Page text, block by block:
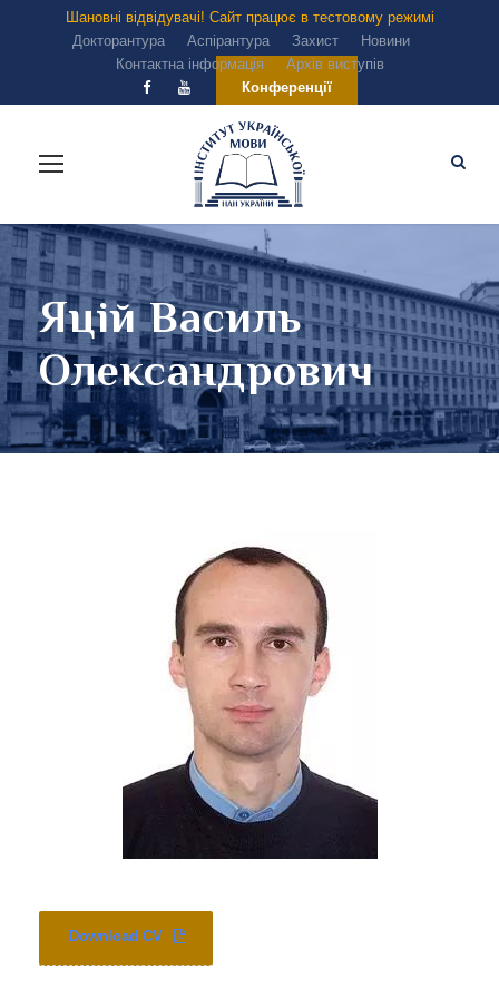
Шановні відвідувачі! Сайт працює в тестовому режимі
Докторантура
Аспірантура Захист
Новини
Контактна інформація
Архів виступів
Конференції
Яцій Василь
Олександрович
Download CV